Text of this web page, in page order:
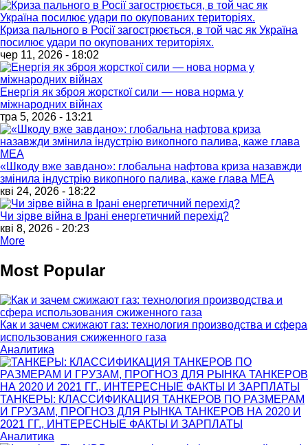
Криза пального в Росії загострюється, в той час як Україна
посилює удари по окупованих територіях.
чер 11, 2026 - 18:02
Енергія як зброя жорсткої сили — нова норма у
міжнародних війнах
тра 5, 2026 - 13:21
«Шкоду вже завдано»: глобальна нафтова криза назавжди
змінила індустрію викопного палива, каже глава МЕА
кві 24, 2026 - 18:22
Чи зірве війна в Ірані енергетичний перехід?
кві 8, 2026 - 20:23
More
Most Popular
Как и зачем сжижают газ: технология производства и сфера
использования сжиженного газа
Аналитика
ТАНКЕРЫ: КЛАССИФИКАЦИЯ ТАНКЕРОВ ПО РАЗМЕРАМ
И ГРУЗАМ, ПРОГНОЗ ДЛЯ РЫНКА ТАНКЕРОВ НА 2020 И
2021 ГГ., ИНТЕРЕСНЫЕ ФАКТЫ И ЗАРПЛАТЫ
Аналитика